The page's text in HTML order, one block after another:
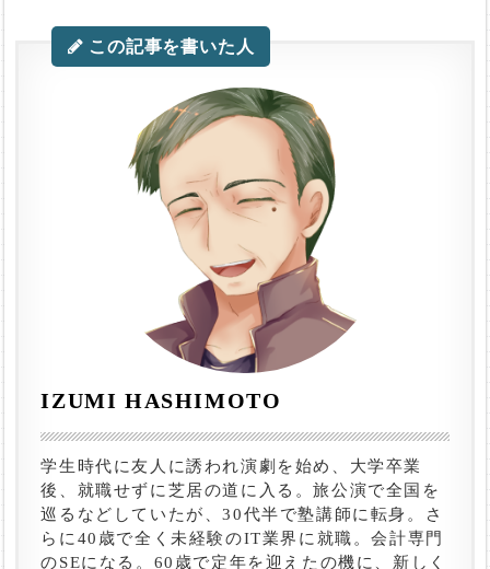
この記事を書いた人
IZUMI HASHIMOTO
学生時代に友人に誘われ演劇を始め、大学卒業
後、就職せずに芝居の道に入る。旅公演で全国を
巡るなどしていたが、30代半で塾講師に転身。さ
らに40歳で全く未経験のIT業界に就職。会計専門
のSEになる。60歳で定年を迎えたの機に、新しく